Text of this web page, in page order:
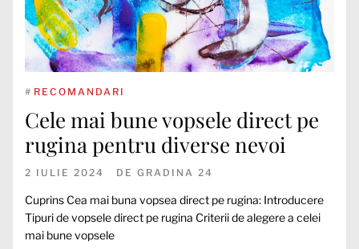
# RECOMANDARI
Cele mai bune vopsele direct pe
rugina pentru diverse nevoi
2 IULIE 2024 DE GRADINA 24
Cuprins Cea mai buna vopsea direct pe rugina: Introducere
Tipuri de vopsele direct pe rugina Criterii de alegere a celei
mai bune vopsele